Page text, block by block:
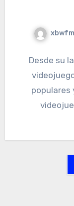
xbwfm
Desde su
populares